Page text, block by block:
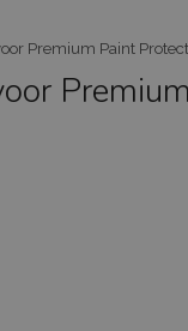
Premium Paint